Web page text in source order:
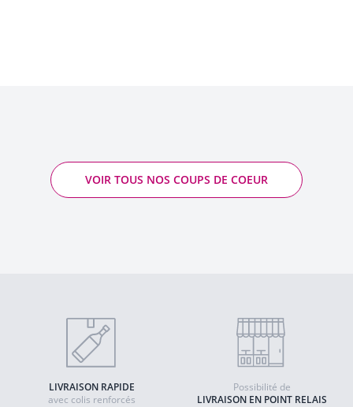
VOIR TOUS NOS COUPS DE COEUR
LIVRAISON RAPIDE
avec colis renforcés
LIVRAISON EN POINT RELAIS
Possibilité de